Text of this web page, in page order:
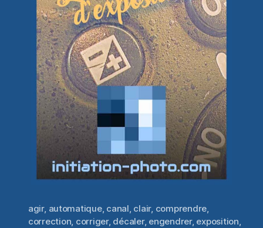
agir, automatique, canal, clair, comprendre,
correction, corriger, décaler, engendrer, exposition,